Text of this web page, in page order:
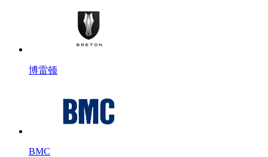
博雷顿
BMC